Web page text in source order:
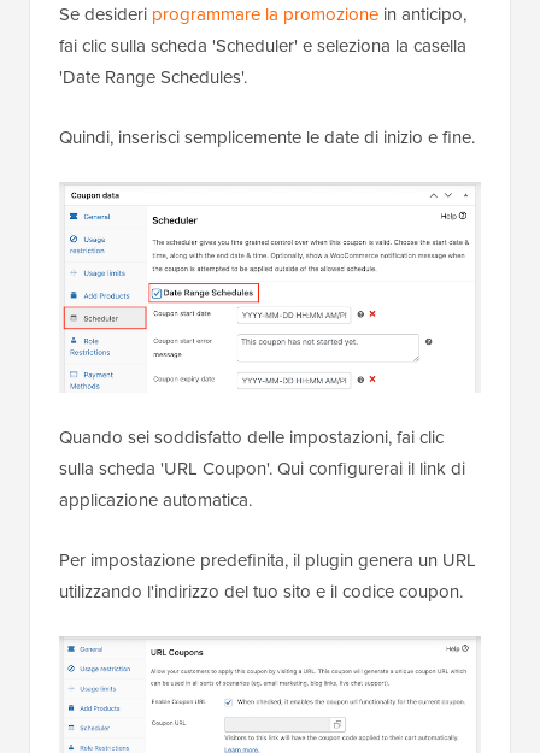
Se desideri programmare la promozione in anticipo,
fai clic sulla scheda 'Scheduler' e seleziona la casella
'Date Range Schedules'.
Quindi, inserisci semplicemente le date di inizio e fine.
Quando sei soddisfatto delle impostazioni, fai clic
sulla scheda 'URL Coupon'. Qui configurerai il link di
applicazione automatica.
Per impostazione predefinita, il plugin genera un URL
utilizzando l'indirizzo del tuo sito e il codice coupon.